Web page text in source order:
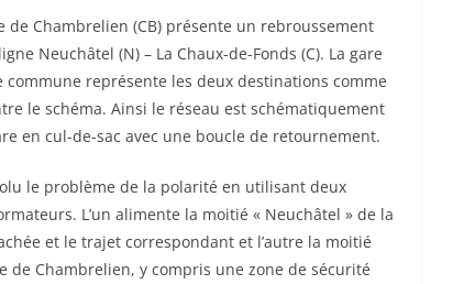
de Chambrelien (CB) présente un rebroussement
Neuchâtel (N) – La Chaux-de-Fonds (C). La gare
commune représente les deux destinations comme
le schéma. Ainsi le réseau est schématiquement
en cul-de-sac avec une boucle de retournement.
le problème de la polarité en utilisant deux
L’un alimente la moitié « Neuchâtel » de la
et le trajet correspondant et l’autre la moitié
de Chambrelien, y compris une zone de sécurité